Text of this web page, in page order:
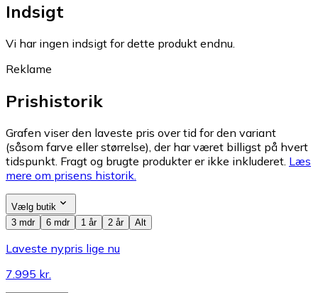
Indsigt
Vi har ingen indsigt for dette produkt endnu.
Reklame
Prishistorik
Grafen viser den laveste pris over tid for den variant
(såsom farve eller størrelse), der har været billigst på hvert
tidspunkt. Fragt og brugte produkter er ikke inkluderet. Læs
mere om prisens historik.
Vælg butik
3 mdr
6 mdr 1 år 2 år Alt
Laveste nypris lige nu
7.995 kr.